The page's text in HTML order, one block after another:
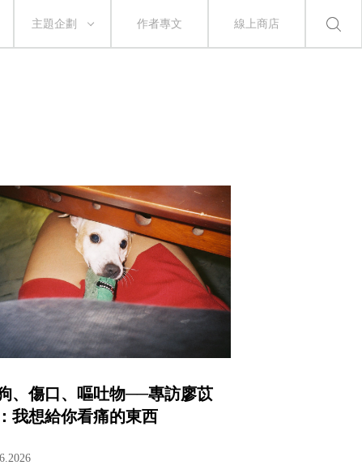
主題企劃 作者專文 線上商店
、傷口、嘔吐物──專訪廖苡
我想給你看痛的東西